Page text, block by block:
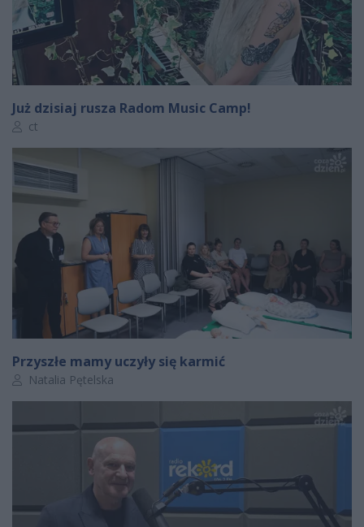
Już dzisiaj rusza Radom Music Camp!
Autor artykułu:
ct
Przyszłe mamy uczyły się karmić
Autor artykułu:
Natalia Pętelska